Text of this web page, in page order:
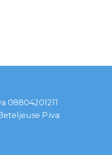
08804201211
P.iva: